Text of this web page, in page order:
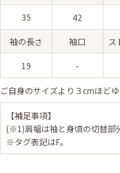
35 42
袖の長さ 袖口 ス
19 -
ご自身のサイズより３cmほど
【補足事項】
(※1)肩幅は袖と身頃の切替部
※タグ表記はF。